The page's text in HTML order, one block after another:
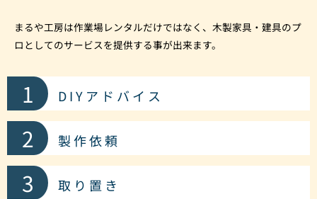
まるや工房は作業場レンタルだけではなく、木製家具・建具のプ
ロとしてのサービスを提供する事が出来ます。
1 D I Y ア ド バ イ ス
2 製 作 依 頼
3 取 り 置 き